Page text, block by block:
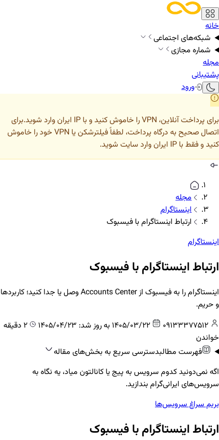
خانه
شبکه‌های اجتماعی
شماره مجازی
مجله
پشتیبانی
ورود
برای پرداخت آنلاین، VPN را خاموش کنید و با IP ایران وارد شوید.
برای
اتصال صحیح به درگاه پرداخت، لطفاً فیلترشکن یا VPN خود را خاموش
کنید و فقط با IP ایران وارد سایت شوید.
مجله
اینستاگرام
ارتباط اینستاگرام با فیسبوک
اینستاگرام
ارتباط اینستاگرام با فیسبوک
اینستاگرام را به فیسبوک از Accounts Center وصل یا جدا کنید؛ کاربردها
و حریم.
به روز شد: 1405/04/23
2 دقیقه
خواندن
فهرست مطالبدسترسی سریع به بخش‌های مقاله
اگه نمی‌دونید کدوم سرویس به پیج یا کانالتون میاد، یه نگاه به
سرویس‌های ایرانی‌گرام بندازید.
بریم سراغ سرویس‌ها
ارتباط اینستاگرام با فیسبوک